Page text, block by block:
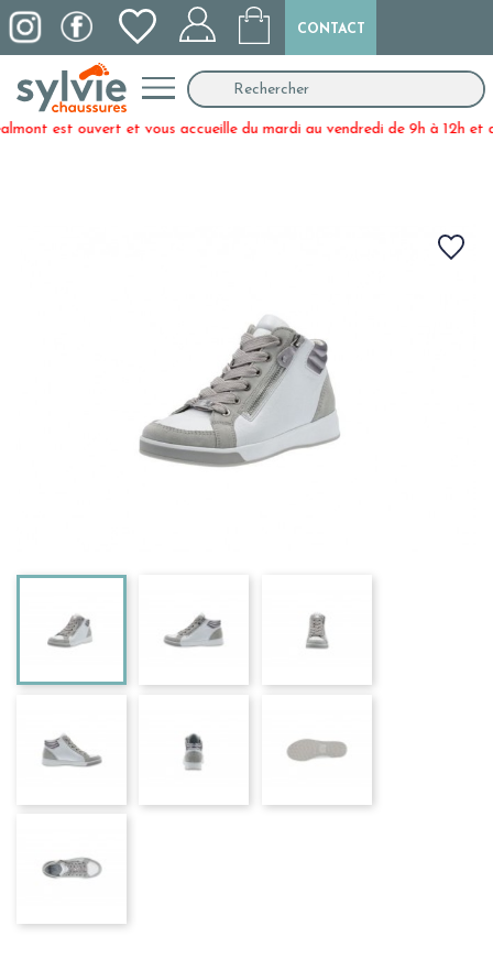
et vous accueille du mardi au vendredi de 9h à 12h et de
CONTACT